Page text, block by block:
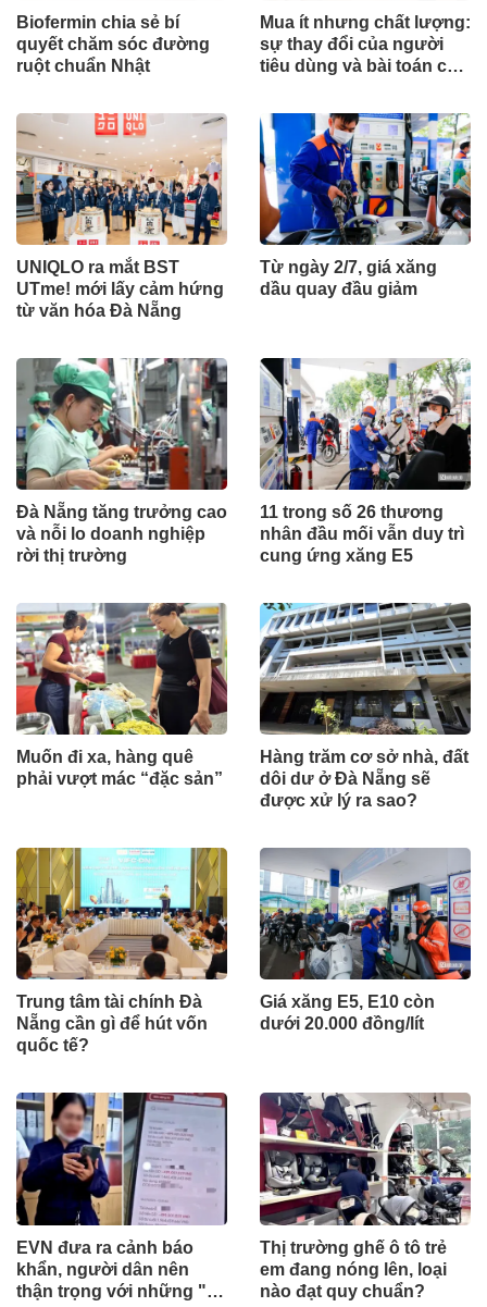
Biofermin chia sẻ bí
quyết chăm sóc đường
ruột chuẩn Nhật
Mua ít nhưng chất lượng:
sự thay đổi của người
tiêu dùng và bài toán cho
UNIQLO ra mắt BST
UTme! mới lấy cảm hứng
từ văn hóa Đà Nẵng
Từ ngày 2/7, giá xăng
dầu quay đầu giảm
Đà Nẵng tăng trưởng cao
và nỗi lo doanh nghiệp
rời thị trường
11 trong số 26 thương
nhân đầu mối vẫn duy trì
cung ứng xăng E5
Muốn đi xa, hàng quê
phải vượt mác “đặc sản”
Hàng trăm cơ sở nhà, đất
dôi dư ở Đà Nẵng sẽ
được xử lý ra sao?
Trung tâm tài chính Đà
Nẵng cần gì để hút vốn
quốc tế?
Giá xăng E5, E10 còn
dưới 20.000 đồng/lít
EVN đưa ra cảnh báo
khẩn, người dân nên
thận trọng với những "tin
Thị trường ghế ô tô trẻ
em đang nóng lên, loại
nào đạt quy chuẩn?